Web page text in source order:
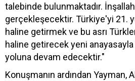
talebinde bulunmaktadır.
gerçekleşecektir. Türkiye'yi 21.
haline getirmek ve bu asrı
haline getirecek yeni
yoluna devam edecektir."
Konuşmanın ardından Yayman,